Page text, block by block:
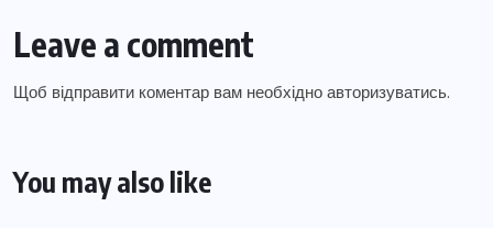
Leave a comment
Щоб відправити коментар вам необхідно авторизуватись.
You may also like